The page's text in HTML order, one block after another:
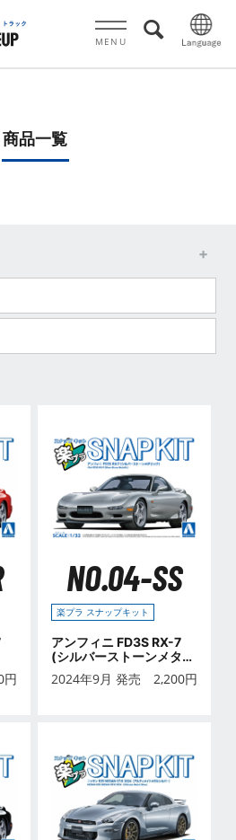
MENU
商品一覧
円
NO.04-SS
楽プラ スナップキット
アンフィニ FD3S RX-7
(シルバーストーンメタリ
ック)
2024年9月 発売 2,200円